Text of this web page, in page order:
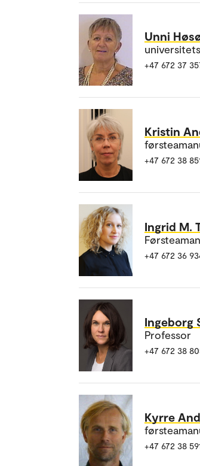
Unni
+47 672 37
Kristin
+47 672 38
Ingrid M.
+47 672 36
Ingeborg
Professor
+47 672 38
Kyrre
+47 672 38